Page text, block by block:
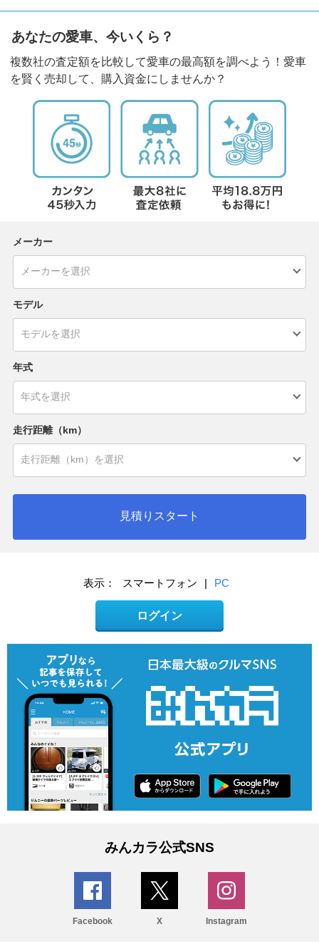
あなたの愛車、今いくら？
複数社の査定額を比較して愛車の最高額を調べよう！愛車
を賢く売却して、購入資金にしませんか？
メーカー
モデル
年式
走行距離（km）
見積りスタート
表示： スマートフォン | PC
ログイン
みんカラ公式SNS
Facebook X Instagram